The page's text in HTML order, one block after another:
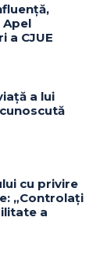
a CJUE
a lui
cu privire
„Controlați
a